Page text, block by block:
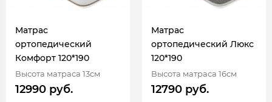
Матрас
ортопедический
Комфорт 120*190
Высота матраса 13см
12990 руб.
Матрас
ортопедический Люкс
120*190
Высота матраса 16см
12790 руб.